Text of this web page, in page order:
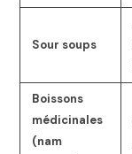
Sour soups
Boissons
médicinales
(nam